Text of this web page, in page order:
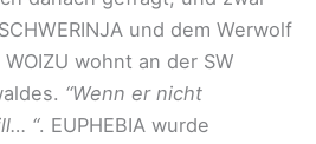
und dem Werwolf
wohnt an der SW
“Wenn er nicht
“. EUPHEBIA wurde